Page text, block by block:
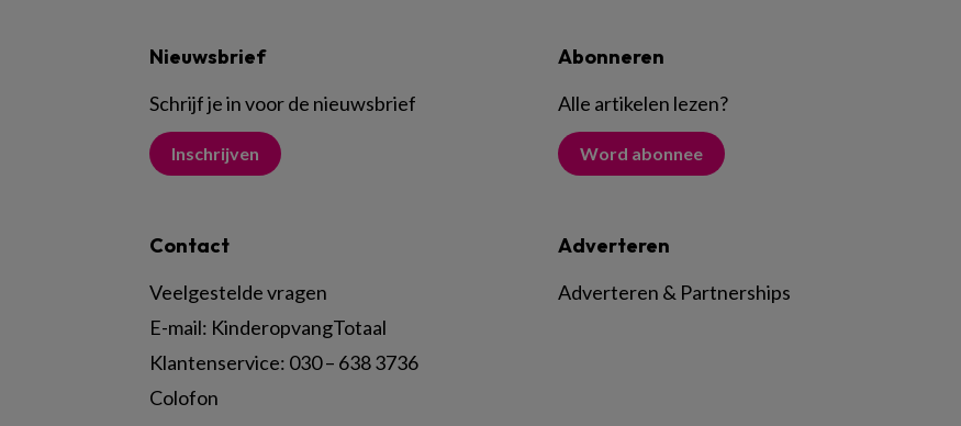
Nieuwsbrief
Schrijf je in voor de nieuwsbrief
Inschrijven
Abonneren
Alle artikelen lezen?
Word abonnee
Contact
Veelgestelde vragen
E-mail: KinderopvangTotaal
Klantenservice: 030 – 638 3736
Colofon
Adverteren
Adverteren & Partnerships